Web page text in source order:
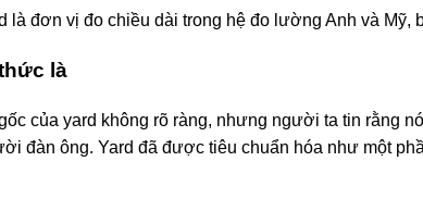
là đơn vị đo chiều dài trong hệ đo lường Anh và Mỹ,
là
của yard không rõ ràng, nhưng người ta tin rằng
đàn ông. Yard đã được tiêu chuẩn hóa như một